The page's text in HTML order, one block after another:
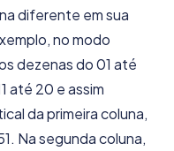
diferente em sua
no modo
dezenas do 01 até
até 20 e assim
da primeira coluna,
Na segunda coluna,